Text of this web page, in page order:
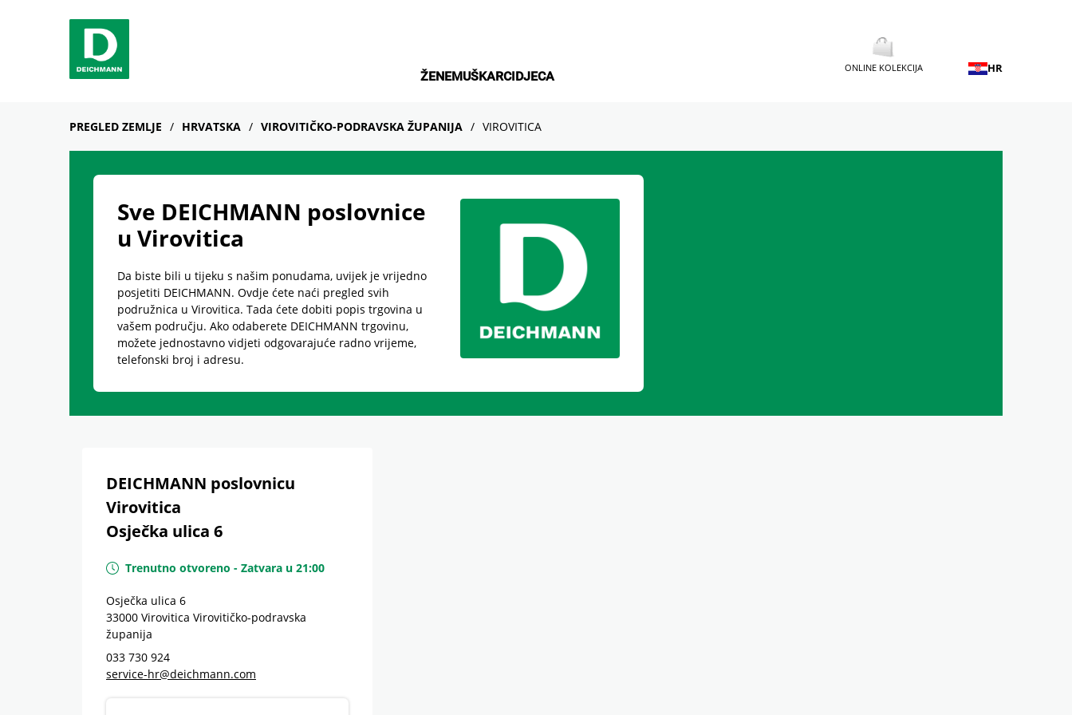
ŽENEMUŠKARCIDJECA
ONLINE KOLEKCIJA HR
PREGLED ZEMLJE HRVATSKA VIROVITIČKO-PODRAVSKA ŽUPANIJA VIROVITICA
Sve DEICHMANN poslovnice
u Virovitica
Da biste bili u tijeku s našim ponudama, uvijek je vrijedno
posjetiti DEICHMANN. Ovdje ćete naći pregled svih
podružnica u Virovitica. Tada ćete dobiti popis trgovina u
vašem području. Ako odaberete DEICHMANN trgovinu,
možete jednostavno vidjeti odgovarajuće radno vrijeme,
telefonski broj i adresu.
DEICHMANN poslovnicu
Virovitica
Osječka ulica 6
Trenutno otvoreno - Zatvara u 21:00
Osječka ulica 6
33000 Virovitica Virovitičko-podravska
županija
033 730 924
service-hr@deichmann.com